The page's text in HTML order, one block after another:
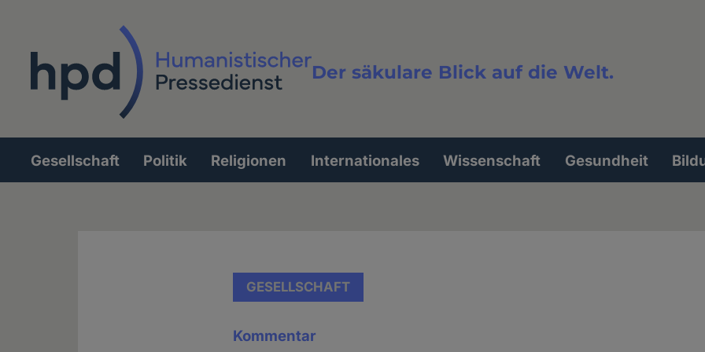
Der säkulare Blick auf die Welt.
Volltextsuche
Hauptnavigation
Gesellschaft Politik Religionen Internationales Wissenschaft Gesundheit
GESELLSCHAFT
Kommentar